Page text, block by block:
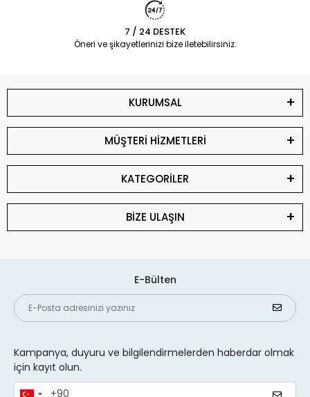
7 / 24 DESTEK
Öneri ve şikayetlerinizi bize iletebilirsiniz.
KURUMSAL
MÜŞTERİ HİZMETLERİ
KATEGORİLER
BİZE ULAŞIN
E-Bülten
Kampanya, duyuru ve bilgilendirmelerden haberdar olmak
için kayıt olun.